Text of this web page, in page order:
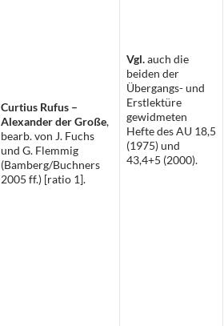
Curtius Rufus –
Alexander der Große,
bearb. von J. Fuchs
und G. Flemmig
(Bamberg/Buchners
2005 ff.) [ratio 1].
Vgl.auch die
beiden der
Übergangs- und
Erstlektüre
gewidmeten
Hefte des AU 18,5
(1975) und
43,4+5 (2000).